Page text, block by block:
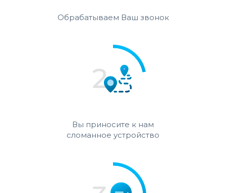
Обрабатываем Ваш звонок
Вы приносите к нам
сломанное устройство